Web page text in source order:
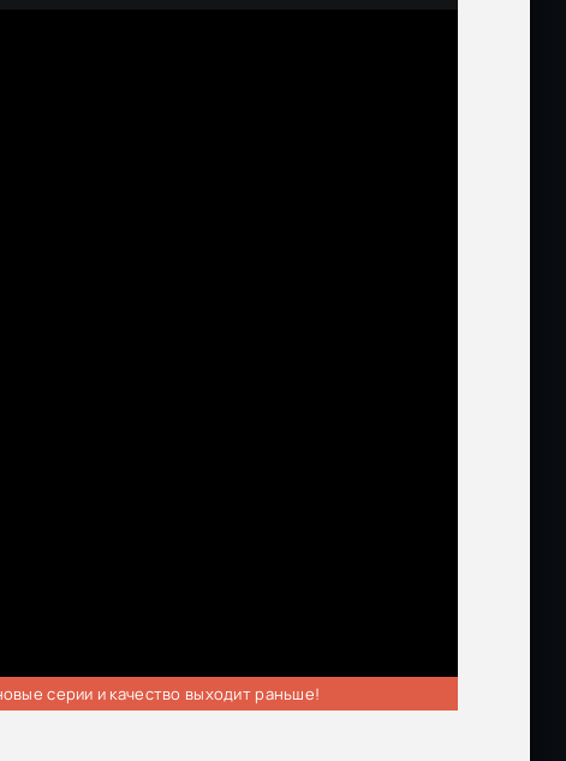
серии и качество выходит раньше!